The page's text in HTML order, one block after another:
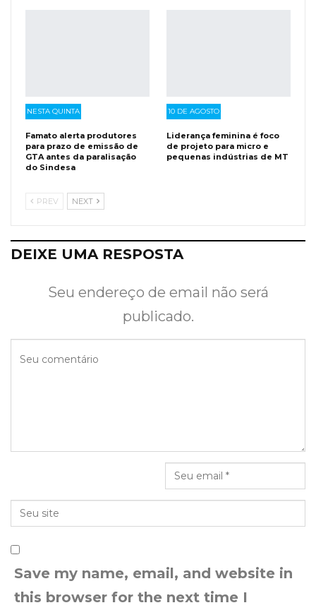
NESTA QUINTA
Famato alerta produtores
para prazo de emissão de
GTA antes da paralisação
do Sindesa
10 DE AGOSTO
Liderança feminina é foco
de projeto para micro e
pequenas indústrias de MT
PREV NEXT
DEIXE UMA RESPOSTA
Seu endereço de email não será
publicado.
Save my name, email, and website in
this browser for the next time I